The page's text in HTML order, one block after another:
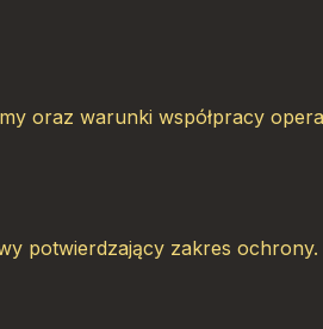
oraz warunki współpracy
potwierdzający zakres ochrony.